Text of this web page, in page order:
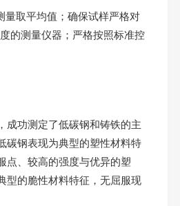
量取平均值；确保试样严格对
的测量仪器；严格按照标准控
成功测定了低碳钢和铸铁的主
碳钢表现为典型的塑性材料特
点、较高的强度与优异的塑
型的脆性材料特征，无屈服现